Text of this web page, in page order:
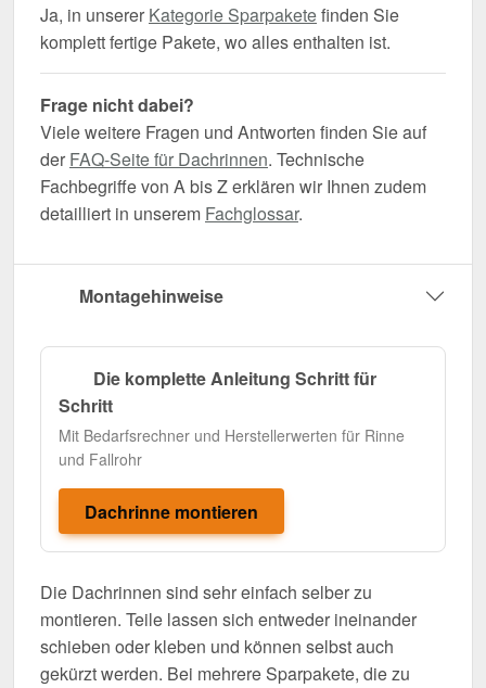
Ja, in unserer Kategorie Sparpaketefinden Sie
komplett fertige Pakete, wo alles enthalten ist.
Frage nicht dabei?
Viele weitere Fragen und Antworten finden Sie auf
der FAQ-Seite für Dachrinnen. Technische
Fachbegriffe von A bis Z erklären wir Ihnen zudem
detailliert in unserem Fachglossar.
Montagehinweise
Die komplette Anleitung Schritt für
Schritt
Mit Bedarfsrechner und Herstellerwerten für Rinne
und Fallrohr
Dachrinne montieren
Die Dachrinnen sind sehr einfach selber zu
montieren. Teile lassen sich entweder ineinander
schieben oder kleben und können selbst auch
gekürzt werden. Bei mehrere Sparpakete, die zu